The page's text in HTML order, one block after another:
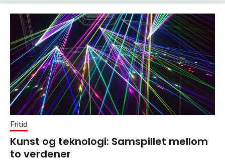
Fritid
Kunst og teknologi: Samspillet mellom
to verdener